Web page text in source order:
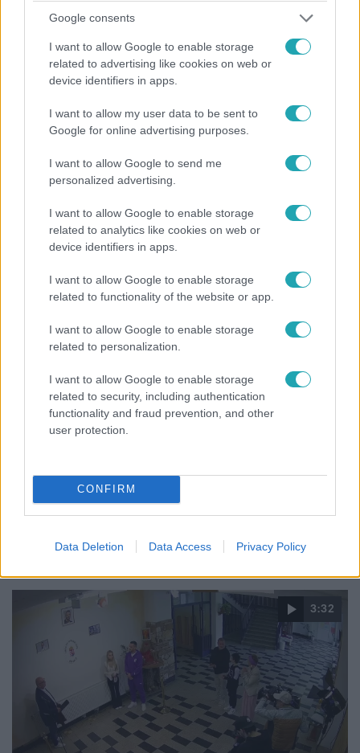
Google consents
I want to allow Google to enable storage
related to advertising like cookies on web or
device identifiers in apps.
I want to allow my user data to be sent to
Google for online advertising purposes.
I want to allow Google to send me
personalized advertising.
I want to allow Google to enable storage
related to analytics like cookies on web or
device identifiers in apps.
I want to allow Google to enable storage
related to functionality of the website or app.
I want to allow Google to enable storage
related to personalization.
I want to allow Google to enable storage
related to security, including authentication
functionality and fraud prevention, and other
user protection.
CONFIRM
Data Deletion Data Access Privacy Policy
2025. december 12. 19:00
Istenes Bencéék körül egyre szorul a hurok –
kénytelenek beáldozni a barátságaikat?
Pethő Brúnó barátsága kerül a tétre egy jó átverés miatt,
miközben Miskovits Marcit egy vadmotoros banda várja,
2025. december 3. 10:30
félreértés mögött
Palvin Barbara körül futótűzként terjedt egy AI-generált
élethű, hamis címlap lett, ami gyorsan virálissá vált.
3:32